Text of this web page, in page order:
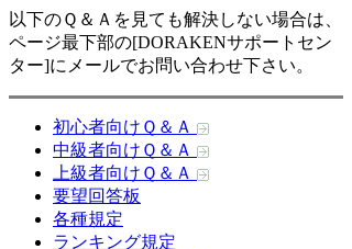
以下のＱ＆Ａを見ても解決しない場合は、
ページ最下部の[DORAKENサポートセン
ター]にメールでお問い合わせ下さい。
初心者向けＱ＆Ａ
中級者向けＱ＆Ａ
上級者向けＱ＆Ａ
要望回答板
各種規定
ランキング規定